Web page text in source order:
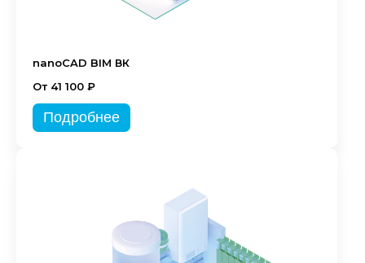
nanoCAD BIM ВК
От 41 100 ₽
Подробнее